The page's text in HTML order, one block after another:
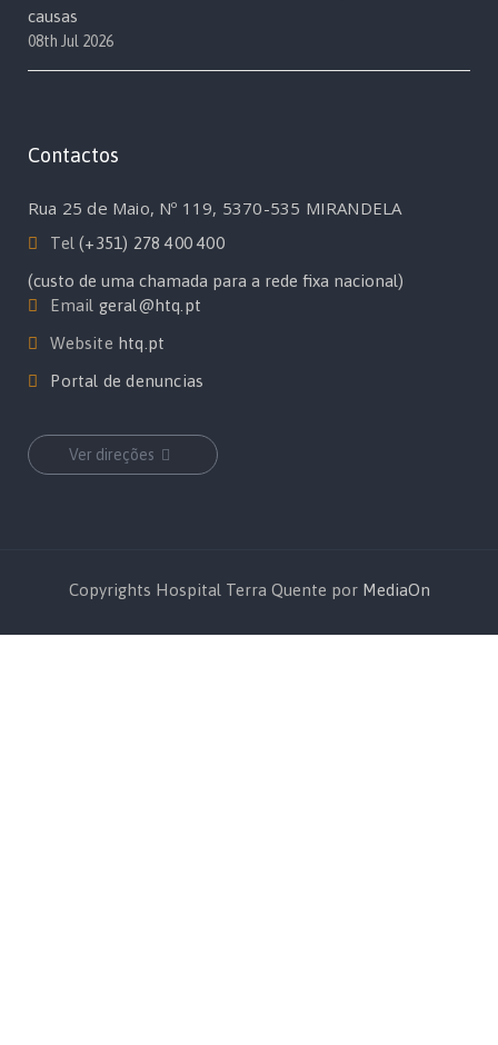
causas
08th Jul 2026
Contactos
Rua 25 de Maio, Nº 119, 5370-535 MIRANDELA
Tel(+351) 278 400 400
(custo de uma chamada para a rede fixa nacional)
Email geral@htq.pt
Website htq.pt
Portal de denuncias
Ver direções
Copyrights Hospital Terra Quente por MediaOn